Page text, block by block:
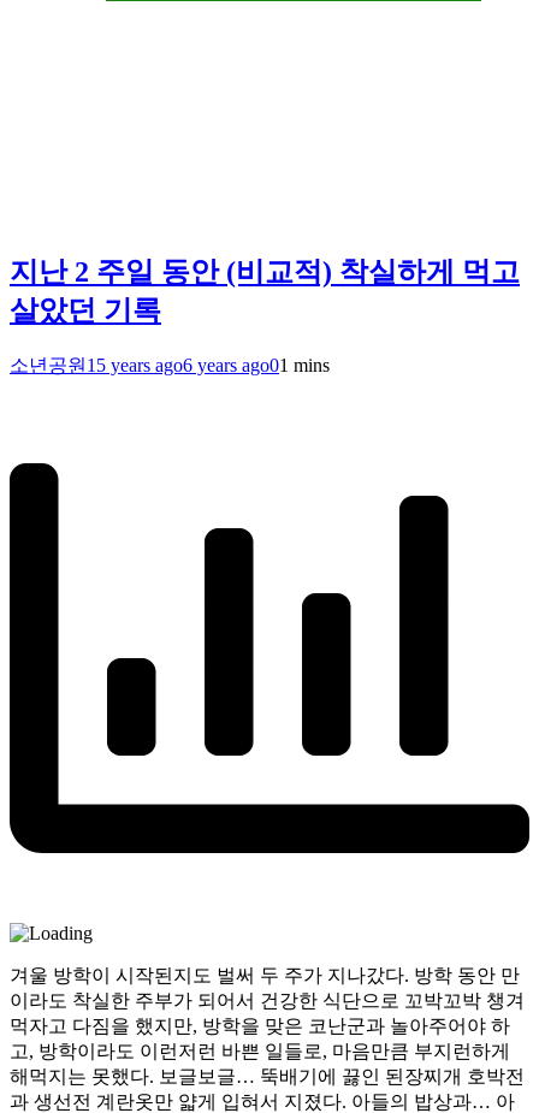
지난 2 주일 동안 (비교적) 착실하게 먹고
살았던 기록
소년공원 15 years ago6 years ago01 mins
겨울 방학이 시작된지도 벌써 두 주가 지나갔다. 방학 동안 만
이라도 착실한 주부가 되어서 건강한 식단으로 꼬박꼬박 챙겨
먹자고 다짐을 했지만, 방학을 맞은 코난군과 놀아주어야 하
고, 방학이라도 이런저런 바쁜 일들로, 마음만큼 부지런하게
해먹지는 못했다. 보글보글… 뚝배기에 끓인 된장찌개 호박전
과 생선전 계란옷만 얇게 입혀서 지졌다. 아들의 밥상과… 아